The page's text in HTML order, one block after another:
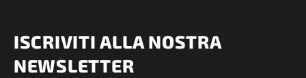
ISCRIVITI ALLA NOSTRA
NEWSLETTER